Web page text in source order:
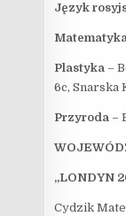
Język
Plastyka –
6c, Snarska
Przyroda –
„LONDYN
Cydzik